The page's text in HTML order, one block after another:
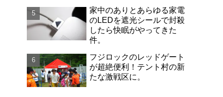
家中のありとあらゆる家電
のLEDを遮光シールで封殺
したら快眠がやってきた
件。
フジロックのレッドゲート
が超絶便利！テント村の新
たな激戦区に。